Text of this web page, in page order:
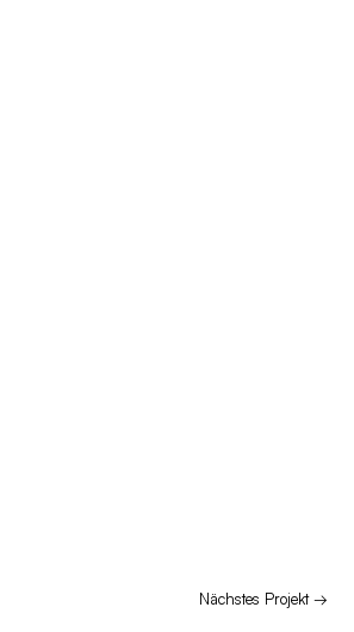
Nächstes Projekt →